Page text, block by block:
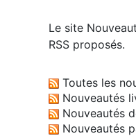
Le site
RSS proposés.
Toutes les
Nouveautés
Nouveautés
Nouveautés